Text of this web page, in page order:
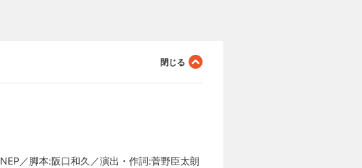
／脚本:阪口和久／演出・作詞:菅野臣太朗